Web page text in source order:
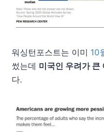
워싱턴포스트는 이미 10
썼는데 미국인 우려가 큰
다.